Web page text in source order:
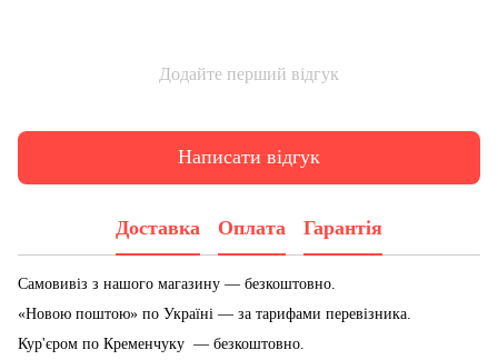
Додайте перший відгук
Написати відгук
Доставка Оплата Гарантія
Самовивіз з нашого магазину — безкоштовно.
«Новою поштою» по Україні — за тарифами перевізника.
Кур'єром по Кременчуку — безкоштовно.